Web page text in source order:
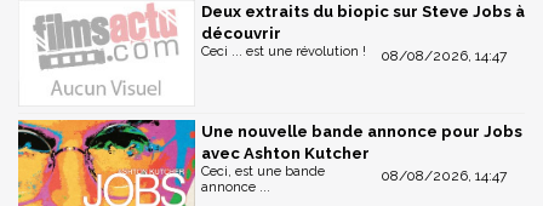
Deux extraits du biopic sur Steve Jobs à
découvrir
08/08/2026, 14:47
Ceci ... est une révolution !
Une nouvelle bande annonce pour Jobs
avec Ashton Kutcher
08/08/2026, 14:47
Ceci, est une bande
annonce ...